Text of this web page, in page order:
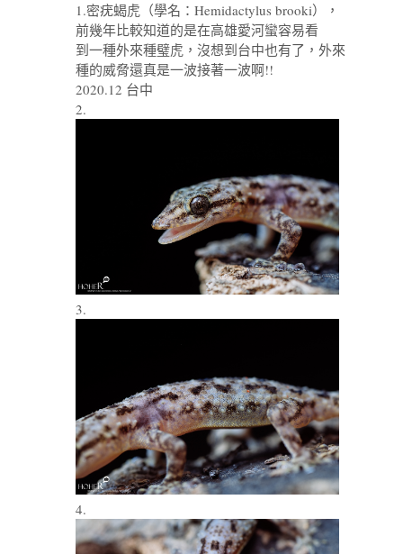
1.密疣蝎虎（學名：Hemidactylus brooki），
前幾年比較知道的是在高雄愛河蠻容易看
到一種外來種璧虎，沒想到台中也有了，外來
種的威脅還真是一波接著一波啊!!
2020.12 台中
2.
3.
4.